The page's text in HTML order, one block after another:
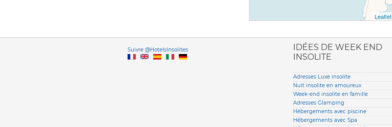
Leaflet
Suivre @HotelsInsolitesVersione italiana
IDÉES DE WEEK END
INSOLITE
Adresses Luxe insolite
Nuit insolite en amoureux
Week-end insolite en famille
Adresses Glamping
Hébergements avec piscine
Hébergements avec Spa